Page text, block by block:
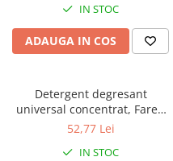
IN STOC
ADAUGA IN COS
Detergent degresant
universal concentrat, Faren
100 USI, 1l
52,77 Lei
IN STOC